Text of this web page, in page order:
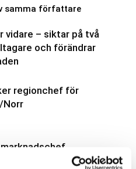
samma författare
vidare – siktar på två
och förändrar
regionchef för
Norr